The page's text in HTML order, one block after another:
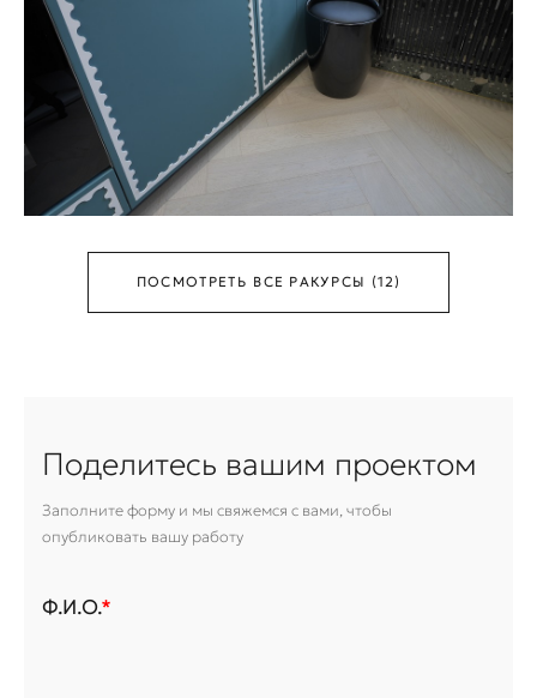
ПОСМОТРЕТЬ ВСЕ РАКУРСЫ (12)
Поделитесь вашим проектом
Заполните форму и мы свяжемся с вами, чтобы
опубликовать вашу работу
Ф.И.О.*